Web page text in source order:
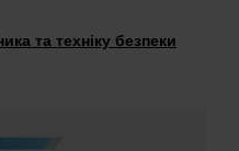
та техніку безпеки